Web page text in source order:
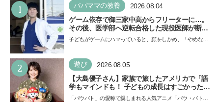
1 パパママの教養 2026.08.04
ゲーム依存で御三家中高からフリーターに…。
その後、医学部へ逆転合格した現役医師が断言
「ゲームの経験が受験勉強に役立った」そう考
子どもがゲームにハマっていると、顔をしかめ、「やめなさ
い…
2 遊び 2026.08.05
【大島優子さん】家族で旅したアメリカで「語
学もマインドも！ 子どもの成長はすごかった」
声優をつとめた映画『パウ・パトロール ザ・ダ
「パウパト」の愛称で親しまれる人気アニメ「パウ・パトロ